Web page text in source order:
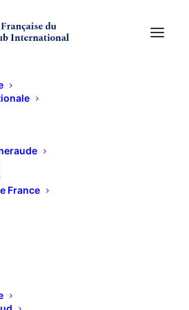
France
musicale
7 FÉVRIER 2018
à revoir nos classiques et